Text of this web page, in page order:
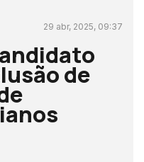
29 abr, 2025, 09:37
de